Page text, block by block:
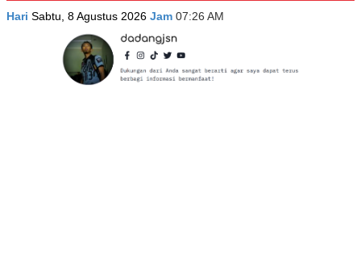
Hari Sabtu, 8 Agustus 2026 Jam 07:26 AM